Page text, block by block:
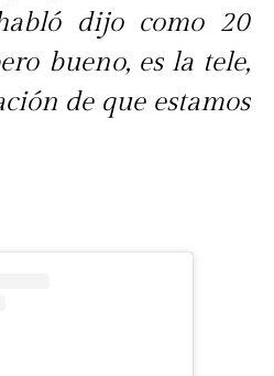
dijo como 20
bueno, es la tele,
de que estamos